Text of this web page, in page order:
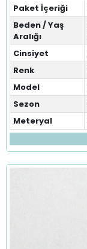
Paket İçeriği
Beden / Yaş
Aralığı
Cinsiyet
Renk
Model
Sezon
Meteryal